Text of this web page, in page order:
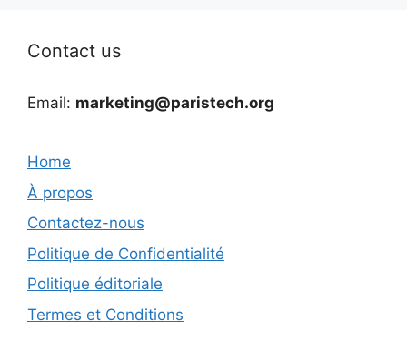
Contact us
Email: marketing@paristech.org
Home
À propos
Contactez-nous
Politique de Confidentialité
Politique éditoriale
Termes et Conditions